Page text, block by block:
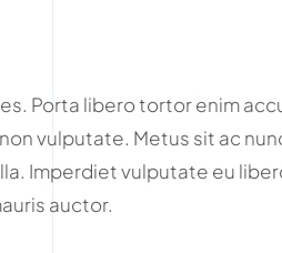
Porta libero tortor enim
vulputate. Metus sit ac
Imperdiet vulputate eu
auctor.